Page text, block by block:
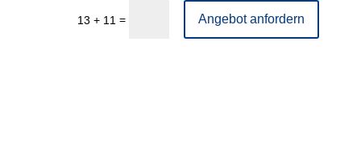
13 + 11 = Angebot anfordern